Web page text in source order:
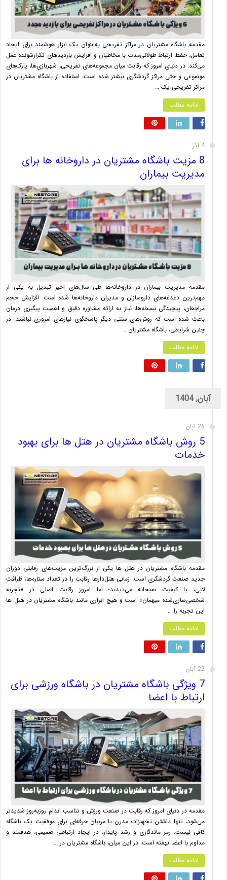
مقدمه باشگاه مشتریان در مراکز تفریحی به‌عنوان یک ابزار هوشمند برای ایجاد
تعامل، حفظ ارتباط طولانی‌مدت با مخاطبان و افزایش بازدیدهای تکرارشونده عمل
می‌کند. در دنیای امروز که رقابت میان مجموعه‌های تفریحی، شهربازی‌ها، پارک‌های
موضوعی و حتی مراکز گردشگری بیشتر شده است، استفاده از باشگاه مشتریان در
مراکز تفریحی یک …
ادامه مطلب
4 آذر
8 مزیت باشگاه مشتریان در داروخانه ها برای
مدیریت بیماران
مقدمه مدیریت بیماران در داروخانه‌ها طی سال‌های اخیر تبدیل به یکی از
مهم‌ترین دغدغه‌های داروسازان و مدیران داروخانه‌ها شده است. افزایش حجم
مراجعان، پیچیدگی نسخه‌ها، نیاز به ارائه مشاوره دقیق و اهمیت پیگیری درمان
باعث شده است که روش‌های سنتی دیگر پاسخگوی نیازهای امروزی نباشند. در
چنین شرایطی، باشگاه مشتریان …
ادامه مطلب
آبان, 1404
26 آبان
5 روش باشگاه مشتریان در هتل ها برای بهبود
خدمات
مقدمه باشگاه مشتریان در هتل ها یکی از بزرگ‌ترین مزیت‌های رقابتی دوران
جدید صنعت گردشگری است. زمانی هتل‌دارها رقابت را در تعداد ستاره‌ها، ظرافت
لابی، یا کیفیت صبحانه می‌دیدند؛ اما امروز رقابت اصلی در «تجربه
شخصی‌سازی‌شده میهمان» است و هیچ ابزاری مانند باشگاه مشتریان در هتل ها
این تجربه را …
ادامه مطلب
22 آبان
7 ویژگی باشگاه مشتریان در باشگاه ورزشی برای
ارتباط با اعضا
مقدمه در دنیای امروز که رقابت در صنعت ورزش و تناسب اندام روزبه‌روز شدیدتر
می‌شود، تنها داشتن تجهیزات مدرن یا مربیان حرفه‌ای برای موفقیت یک باشگاه
کافی نیست. رمز ماندگاری و رشد پایدار، در ایجاد ارتباطی صمیمی، هدفمند و
مداوم با اعضا نهفته است. در این میان، باشگاه مشتریان در …
ادامه مطلب